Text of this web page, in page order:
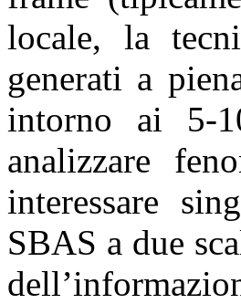
locale, la
generati a
intorno ai 5-
analizzare
interessare
SBAS a due